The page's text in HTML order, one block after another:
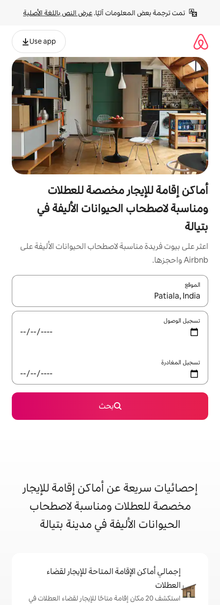
آليًا. عرض النص باللغة الأصلية
مخصصة للعطلات
الأليفة في
لاصطحاب الحيوانات الأليفة على
باستخدام السهمين لأعلى ولأسفل أو استكشف عن طريق اللمس أو السحب.
عن أماكن إقامة للإيجار
ومناسبة لاصطحاب
في مدينة بتيالة
المتاحة للإيجار لقضاء
20 مكان إقامة متاحًا للإيجار لقضاء العطلات في